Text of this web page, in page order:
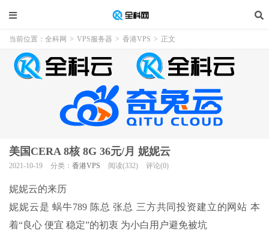
当前位置： 全科网 > VPS服务器 > 香港VPS > 正文
美国CERA 8核 8G 36元/月 妮妮云
2021-10-19 分类： 香港VPS 阅读(332) 评论(0)
妮妮云的来历
妮妮云是蜗牛789 陈总 张总 三方共同投资建立的网站 本
着“良心 便宜 稳定”的初衷 为小白用户避免被坑